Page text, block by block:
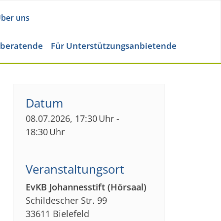
uns
Für Unterstützungsanbietende
Datum
08.07.2026, 17:30 Uhr -
18:30 Uhr
Veranstaltungsort
EvKB Johannesstift (Hörsaal)
Schildescher Str. 99
33611 Bielefeld